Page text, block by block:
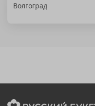
Волгоград